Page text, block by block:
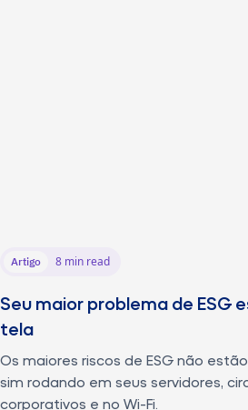
Artigo 8 min read
Seu maior problema de ESG
tela
Os maiores riscos de ESG não
sim rodando em seus servidores,
corporativos e no Wi-Fi.